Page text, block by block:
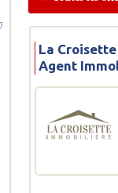
La
Agent